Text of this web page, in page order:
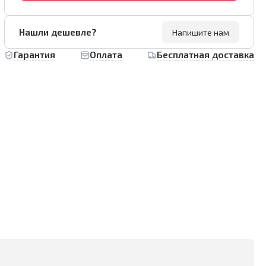
Нашли дешевле? Напишите нам
Гарантия Оплата Бесплатная доставка